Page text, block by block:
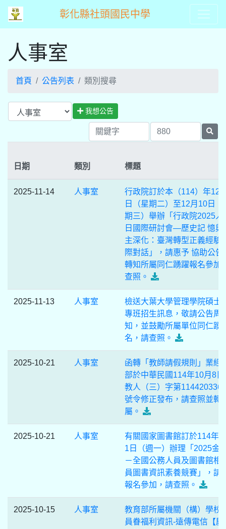
彰化縣社頭國民中學
人事室
首頁 公告列表 類別搜尋
我想公告
日期 類別 標題
2025-11-14 人事室
行政院訂於本（114）年12
日（星期二）至12月10日
期三）舉辦「行政院2025人
日國際研討會—歷史記 憶與
主深化：臺灣轉型正義經驗
際對話」，請惠予 協助公告
轉知所屬同仁踴躍報名參加
查照。
2025-11-13 人事室
檢送大葉大學管理學院碩士
專班招生訊息，敬請公告周
知，並鼓勵所屬單位同仁踴
名，請查照。
2025-10-21 人事室
函轉「教師請假規則」業經
部於中華民國114年10月8日
教人（三）字第
號令修正發布，請查照並轉
屬。
2025-10-21 人事室
有關國家圖書館訂於114年
1日（週一）辦理「2025金
－全國公務人員及圖書館相
員圖書資訊素養競賽」，請
報名參加，請查照。
2025-10-15 人事室
教育部所屬機關（構）學校
員眷福利資訊-遠傳電信【慶